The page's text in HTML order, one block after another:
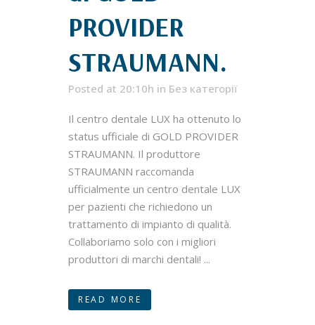
PROVIDER
STRAUMANN.
Posted at 20:10h in Без категорії
Il centro dentale LUX ha ottenuto lo
status ufficiale di GOLD PROVIDER
STRAUMANN. Il produttore
STRAUMANN raccomanda
ufficialmente un centro dentale LUX
per pazienti che richiedono un
trattamento di impianto di qualità.
Collaboriamo solo con i migliori
produttori di marchi dentali! ...
READ MORE